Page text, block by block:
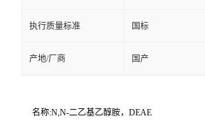
执行质量标准 国标
产地/厂商 国产
名称:N,N-二乙基乙醇胺，DEAE